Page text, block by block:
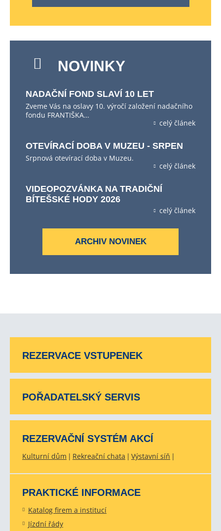
NOVINKY
NADAČNÍ FOND SLAVÍ 10 LET
Zveme Vás na oslavy 10. výročí založení nadačního
fondu FRANTIŠKA…
celý článek
OTEVÍRACÍ DOBA V MUZEU - SRPEN
Srpnová otevírací doba v Muzeu.
celý článek
VIDEOPOZVÁNKA NA TRADIČNÍ
BÍTEŠSKÉ HODY 2026
celý článek
ARCHIV NOVINEK
REZERVACE VSTUPENEK
POŘADATELSKÝ SERVIS
REZERVAČNÍ SYSTÉM AKCÍ
Kulturní dům Rekreační chata Výstavní síň
PRAKTICKÉ INFORMACE
Katalog firem a institucí
Jízdní řády